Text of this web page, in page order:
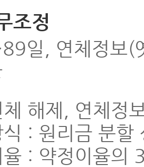
조정
일, 연체정보(
체 해제, 연체정
: 원리금 분할
율 : 약정이율